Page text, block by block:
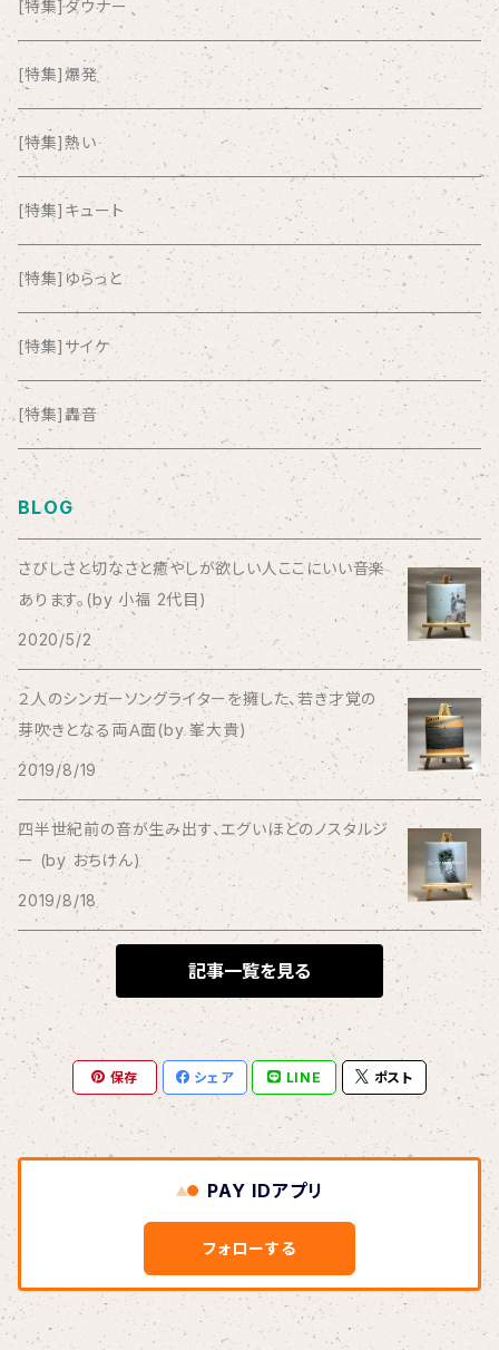
all about paradise
ALL ITEM 10 TIMES
Amia Calva
Amsterdamned
ANYO
And Summer Club
anticlockwise
Aysula
Bad Operation
Bagus!
BBBBBBB
The BEG
The Beths
THE BLACK SHANSONS
BLONDnewHALF
Blondy
BOAR HUNTER
bud&harbor
Bulbs Of Passion
B玉
[特集]ダウナー
[特集]爆発
[特集]熱い
[特集]キュート
[特集]ゆらっと
[特集]サイケ
[特集]轟音
BLOG
さびしさと切なさと癒やしが欲しい人ここにいい音楽
あります。(by 小福 2代目)
2020/5/2
２人のシンガーソングライターを擁した、若き才覚の
芽吹きとなる両Ａ面(by 峯大貴)
2019/8/19
四半世紀前の音が生み出す、エグいほどのノスタルジ
ー (by おちけん)
2019/8/18
記事一覧を見る
保存 シェア LINE ポスト
PAY IDアプリ
フォローする